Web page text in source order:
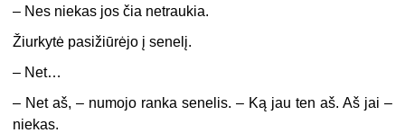
– Nes niekas jos čia netraukia.
Žiurkytė pasižiūrėjo į senelį.
– Net…
– Net aš, – numojo ranka senelis. – Ką jau ten aš. Aš jai –
niekas.